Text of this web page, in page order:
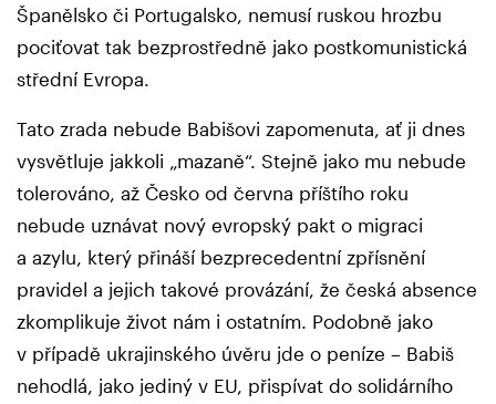
Španělsko či Portugalsko, nemusí ruskou hrozbu
pociťovat tak bezprostředně jako postkomunistická
střední Evropa.
Tato zrada nebude Babišovi zapomenuta, ať ji dnes
vysvětluje jakkoli „mazaně“. Stejně jako mu nebude
tolerováno, až Česko od června příštího roku
nebude uznávat nový evropský pakt o migraci
a azylu, který přináší bezprecedentní zpřísnění
pravidel a jejich takové provázání, že česká absence
zkomplikuje život nám i ostatním. Podobně jako
v případě ukrajinského úvěru jde o peníze – Babiš
nehodlá, jako jediný v EU, přispívat do solidárního